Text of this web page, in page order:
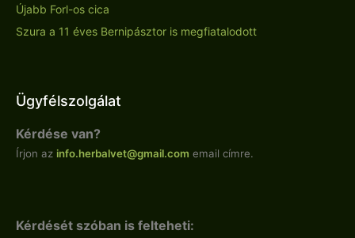
Újabb Forl-os cica
Szura a 11 éves Bernipásztor is megfiatalodott
Ügyfélszolgálat
Kérdése van?
Írjon az info.herbalvet@gmail.com email címre.
Kérdését szóban is felteheti: